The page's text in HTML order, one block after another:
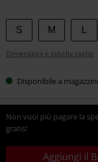
Scegli
la
tua
S M
Dimensioni e tabella taglie
Disponibile a
Non vuoi più pagare la
gratis!
Aggiungi il